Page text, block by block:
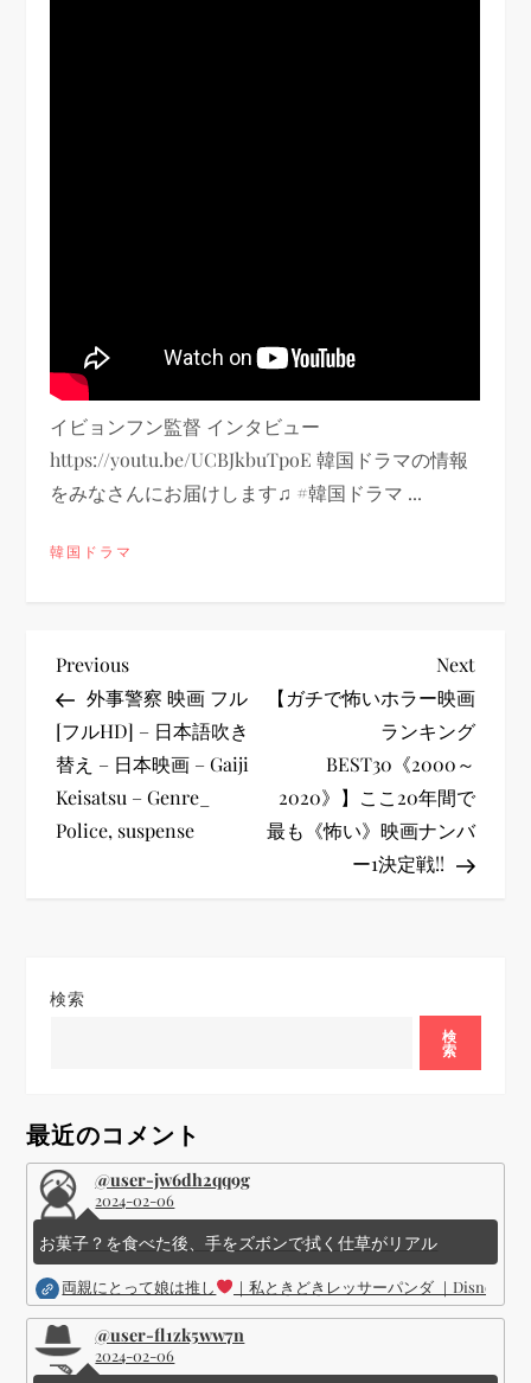
イビョンフン監督 インタビュー
https://youtu.be/UCBJkbuTpoE 韓国ドラマの情報
をみなさんにお届けします♫ #韓国ドラマ ...
韓国ドラマ
投
稿
ナ
ビ
シ
ン
Previous
Post
Previous
外事警察 映画 フル
[フルHD] – 日本語吹き
替え – 日本映画 – Gaiji
Keisatsu – Genre_
Police, suspense
Next
Post
Next
【ガチで怖いホラー映画
ランキング
BEST30《2000～
2020》】ここ20年間で
最も《怖い》映画ナンバ
ー1決定戦!!
検索
検
索
最近のコメント
@user-jw6dh2qq9g
2024-02-06
お菓子？を食べた後、手をズボンで拭く仕草がリアル
両親にとって娘は推し ｜私ときどきレッサーパンダ ｜Disney (
@user-fl1zk5ww7n
2024-02-06